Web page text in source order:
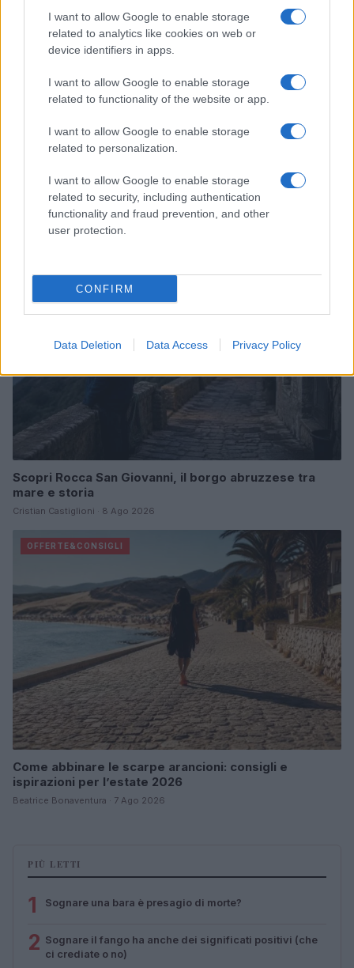
I want to allow Google to enable storage
related to analytics like cookies on web or
device identifiers in apps.
I want to allow Google to enable storage
related to functionality of the website or app.
I want to allow Google to enable storage
related to personalization.
I want to allow Google to enable storage
related to security, including authentication
functionality and fraud prevention, and other
user protection.
CONFIRM
Data Deletion Data Access Privacy Policy
Copenhagen Fashion Week SS27: le novità che stanno
rivoluzionando la moda
Cristian Castiglioni · 8 Ago 2026
Scopri Rocca San Giovanni, il borgo abruzzese tra
mare e storia
Cristian Castiglioni · 8 Ago 2026
OFFERTE&CONSIGLI
Come abbinare le scarpe arancioni: consigli e
ispirazioni per l’estate 2026
Beatrice Bonaventura · 7 Ago 2026
PIÙ LETTI
1 Sognare una bara è presagio di morte?
2 Sognare il fango ha anche dei significati positivi (che
ci crediate o no)